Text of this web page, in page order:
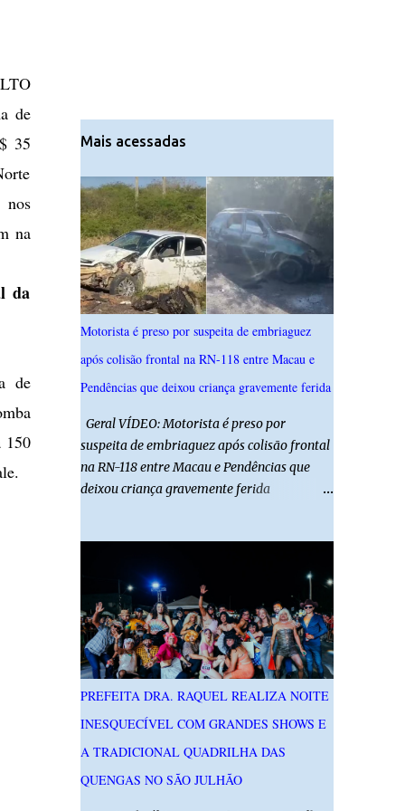
de
35
na
da
de
150
Mais acessadas
Motorista é preso por suspeita de embriaguez
após colisão frontal na RN-118 entre Macau e
Pendências que deixou criança gravemente ferida
Geral VÍDEO: Motorista é preso por
suspeita de embriaguez após colisão frontal
na RN-118 entre Macau e Pendências que
deixou criança gravemente ferida
embriagado após um acidente que deixou
uma criança de 11 anos gravemente ferida
na manhã deste sábado (1º), na RN-118,
entre Macau e Pendências. Segundo a Polícia
Militar, dois carros que seguiam em sentidos
opostos bateram de frente. Um dos
condutores apresentava sinais de
embriaguez, foi levado ao Hospital Regional
Tarcísio Maia, em Mossoró, e autuado em
flagrante. O exame pericial para confirmar a
presença de álcool no organismo está em
PREFEITA DRA. RAQUEL REALIZA NOITE
INESQUECÍVEL COM GRANDES SHOWS E
A TRADICIONAL QUADRILHA DAS
QUENGAS NO SÃO JULHÃO